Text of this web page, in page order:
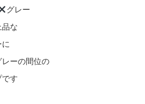
グレー
な
ーの間位の
です